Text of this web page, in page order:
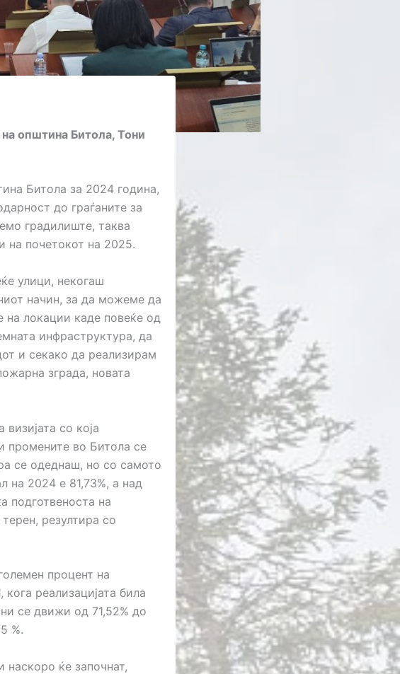
општина Битола, Тони
Битола за 2024 година,
до граѓаните за
градилиште, таква
на почетокот на 2025.
улици, некогаш
начин, за да можеме да
на локации каде повеќе од
инфраструктура, да
и секако да реализирам
зграда, новата
со која
промените во Битола се
се одеднаш, но со самото
на 2024 е 81,73%, а над
подготвеноста на
резултира со
процент на
реализацијата била
се движи од 71,52% до
%.
ќе започнат,